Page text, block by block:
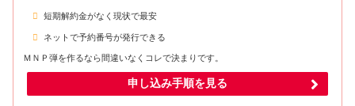
短期解約金がなく現状で最安
ネットで予約番号が発行できる
ＭＮＰ弾を作るなら間違いなくコレで決まりです。
申し込み手順を見る